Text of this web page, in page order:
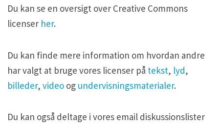
Du kan se en oversigt over Creative Commons
licenser her.
Du kan finde mere information om hvordan andre
har valgt at bruge vores licenser på tekst, lyd,
billeder, video og undervisningsmaterialer.
Du kan også deltage i vores email diskussionslister